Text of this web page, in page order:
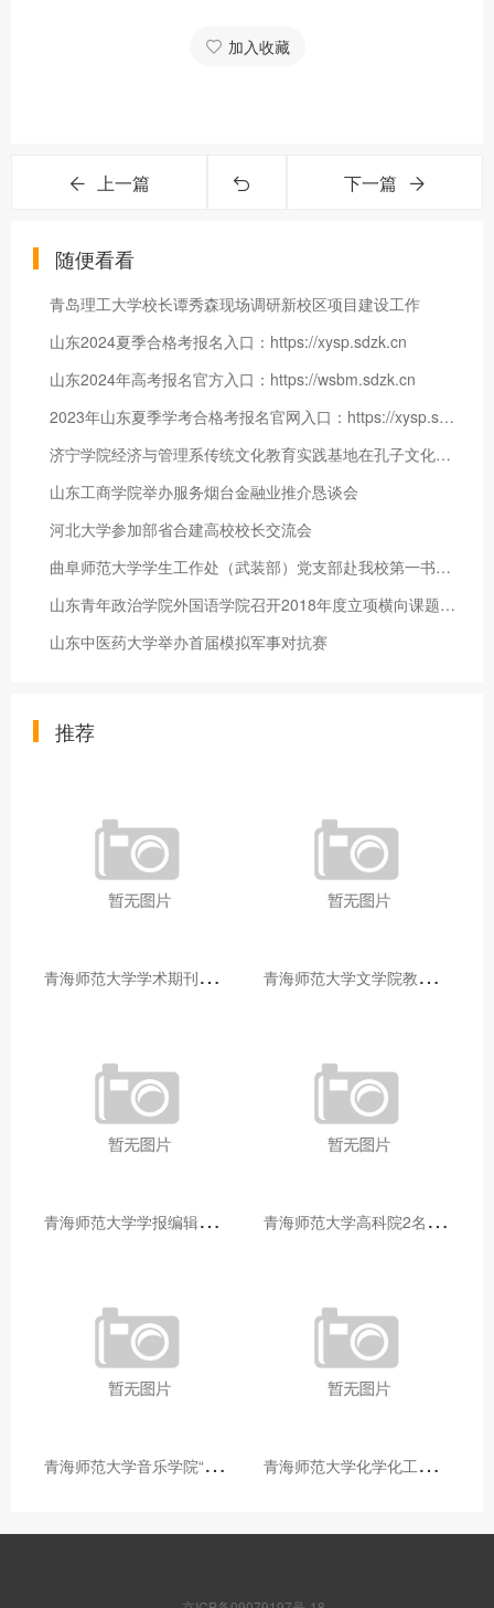
加入收藏
上一篇 下一篇
随便看看
青岛理工大学校长谭秀森现场调研新校区项目建设工作
山东2024夏季合格考报名入口：https://xysp.sdzk.cn
山东2024年高考报名官方入口：https://wsbm.sdzk.cn
2023年山东夏季学考合格考报名官网入口：https://xysp.sdzk.cn
济宁学院经济与管理系传统文化教育实践基地在孔子文化园揭牌
山东工商学院举办服务烟台金融业推介恳谈会
河北大学参加部省合建高校校长交流会
曲阜师范大学学生工作处（武装部）党支部赴我校第一书记驻村支部
山东青年政治学院外国语学院召开2018年度立项横向课题专题研讨会
山东中医药大学举办首届模拟军事对抗赛
推荐
青
海师范大学学术期刊两个专栏入选2025年青海省期刊重点专栏 青
海师范大学文学院教师赴山东省相关高校和学术机构交流学习
青
海师范大学学报编辑部赴大通县城关镇上毛佰胜村开展帮扶慰问活动 青
海师范大学高科院2名专家当选中国科学院院士
青
海师范大学音乐学院“青舞华章”本科舞蹈专业中期汇报圆满落幕 青
海师范大学化学化工学院开展铸牢中华民族共同体意识大讲堂活动